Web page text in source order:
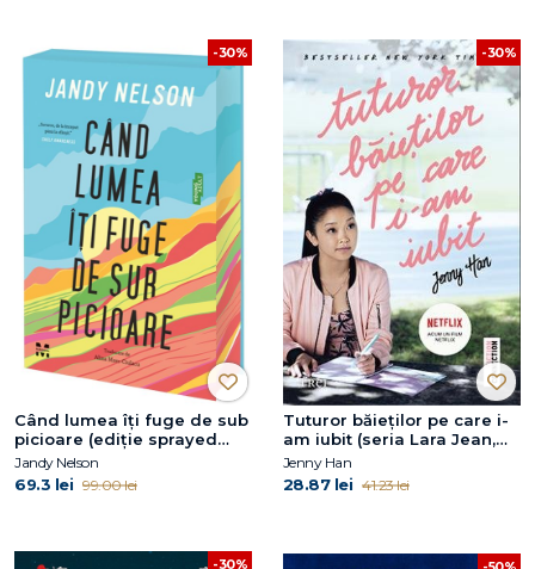
-30%
Când lumea îți fuge de sub
picioare (ediție sprayed
edges)
Jandy Nelson
69.3 lei 99.00 lei
-30%
Tuturor băieţilor pe care i-
am iubit (seria Lara Jean,
vol. 1)
Jenny Han
28.87 lei 41.23 lei
-30%